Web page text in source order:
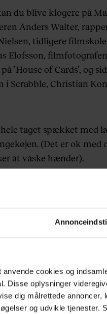
cookies og
Disse oplysninger
dig målrettede annoncer,
og udvikle tjenester.
du blive klogere på
Anders Walter,
tidligere
Elofsson,
’House of Cards’, og
i Scrabble, Christian
taget spækket med
(Det er ok med
at vaske hænder).
og bliv klogere
Arnold fra Damernes
sommerlæsning.